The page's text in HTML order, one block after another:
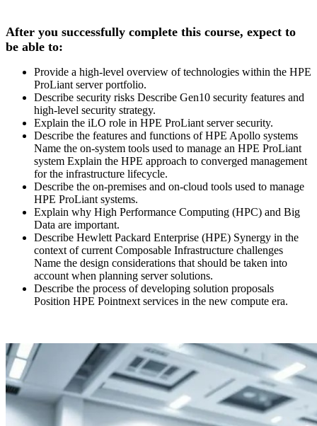
After you successfully complete this course, expect to
be able to:
Provide a high-level overview of technologies within the HPE
ProLiant server portfolio.
Describe security risks Describe Gen10 security features and
high-level security strategy.
Explain the iLO role in HPE ProLiant server security.
Describe the features and functions of HPE Apollo systems
Name the on-system tools used to manage an HPE ProLiant
system Explain the HPE approach to converged management
for the infrastructure lifecycle.
Describe the on-premises and on-cloud tools used to manage
HPE ProLiant systems.
Explain why High Performance Computing (HPC) and Big
Data are important.
Describe Hewlett Packard Enterprise (HPE) Synergy in the
context of current Composable Infrastructure challenges
Name the design considerations that should be taken into
account when planning server solutions.
Describe the process of developing solution proposals
Position HPE Pointnext services in the new compute era.